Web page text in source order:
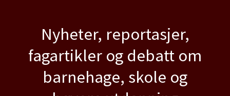
Nyheter, reportasjer,
fagartikler og debatt om
barnehage, skole og